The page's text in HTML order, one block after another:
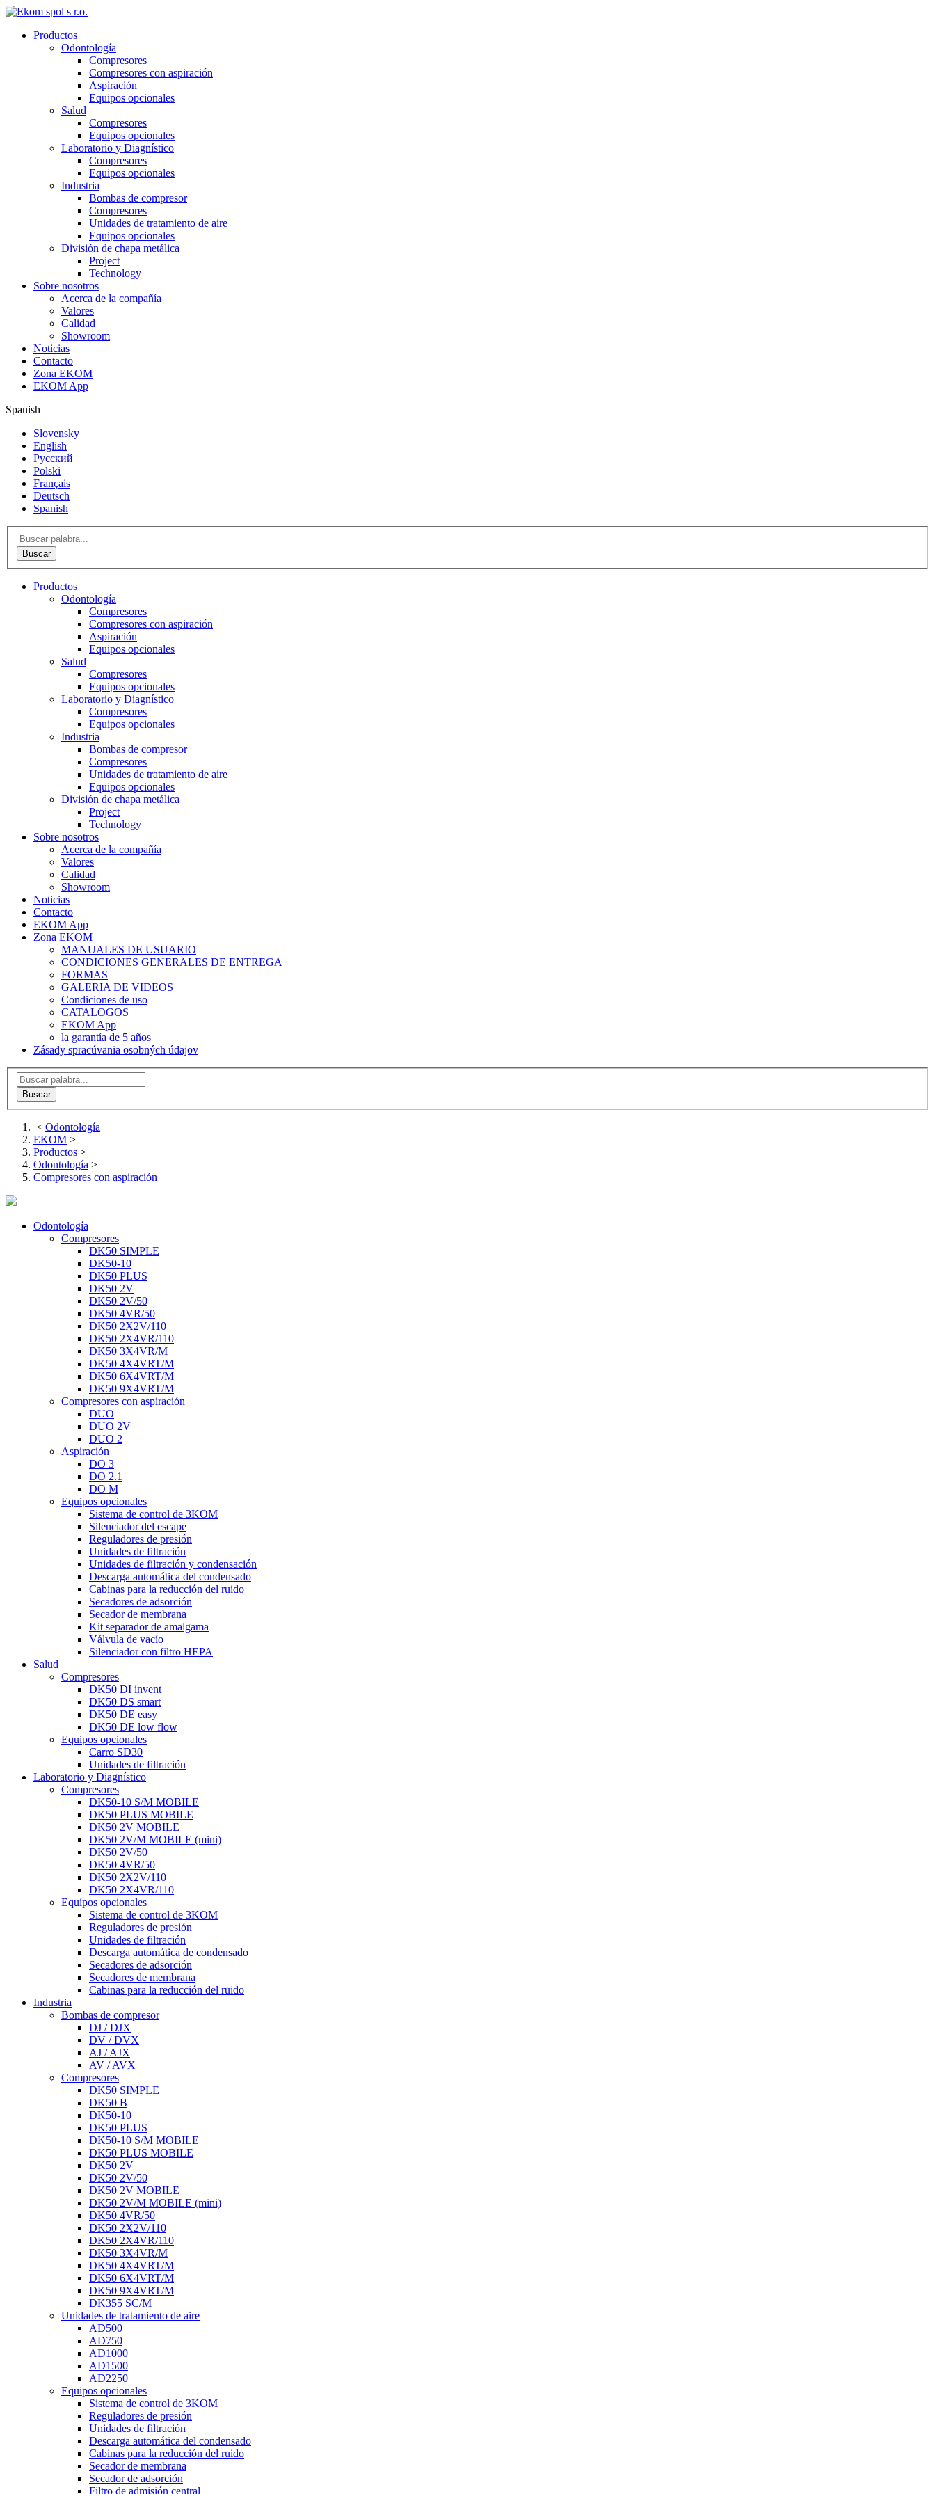
Productos
Odontología
Compresores
Compresores con aspiración
Aspiración
Equipos opcionales
Salud
Compresores
Equipos opcionales
Laboratorio y Diagnístico
Compresores
Equipos opcionales
Industria
Bombas de compresor
Compresores
Unidades de tratamiento de aire
Equipos opcionales
División de chapa metálica
Project
Technology
Sobre nosotros
Acerca de la compañía
Valores
Calidad
Showroom
Noticias
Contacto
Zona EKOM
EKOM App
Spanish
Slovensky
English
Русский
Polski
Français
Deutsch
Spanish
Productos
Odontología
Compresores
Compresores con aspiración
Aspiración
Equipos opcionales
Salud
Compresores
Equipos opcionales
Laboratorio y Diagnístico
Compresores
Equipos opcionales
Industria
Bombas de compresor
Compresores
Unidades de tratamiento de aire
Equipos opcionales
División de chapa metálica
Project
Technology
Sobre nosotros
Acerca de la compañía
Valores
Calidad
Showroom
Noticias
Contacto
EKOM App
Zona EKOM
MANUALES DE USUARIO
CONDICIONES GENERALES DE ENTREGA
FORMAS
GALERIA DE VIDEOS
Condiciones de uso
CATALOGOS
EKOM App
la garantía de 5 años
Zásady spracúvania osobných údajov
< Odontología
EKOM >
Productos >
Odontología >
Compresores con aspiración
Odontología
Compresores
DK50 SIMPLE
DK50-10
DK50 PLUS
DK50 2V
DK50 2V/50
DK50 4VR/50
DK50 2X2V/110
DK50 2X4VR/110
DK50 3X4VR/M
DK50 4X4VRT/M
DK50 6X4VRT/M
DK50 9X4VRT/M
Compresores con aspiración
DUO
DUO 2V
DUO 2
Aspiración
DO 3
DO 2.1
DO M
Equipos opcionales
Sistema de control de 3KOM
Silenciador del escape
Reguladores de presión
Unidades de filtración
Unidades de filtración y condensación
Descarga automática del condensado
Cabinas para la reducción del ruido
Secadores de adsorción
Secador de membrana
Kit separador de amalgama
Válvula de vacío
Silenciador con filtro HEPA
Salud
Compresores
DK50 DI invent
DK50 DS smart
DK50 DE easy
DK50 DE low flow
Equipos opcionales
Carro SD30
Unidades de filtración
Laboratorio y Diagnístico
Compresores
DK50-10 S/M MOBILE
DK50 PLUS MOBILE
DK50 2V MOBILE
DK50 2V/M MOBILE (mini)
DK50 2V/50
DK50 4VR/50
DK50 2X2V/110
DK50 2X4VR/110
Equipos opcionales
Sistema de control de 3KOM
Reguladores de presión
Unidades de filtración
Descarga automática de condensado
Secadores de adsorción
Secadores de membrana
Cabinas para la reducción del ruido
Industria
Bombas de compresor
DJ / DJX
DV / DVX
AJ / AJX
AV / AVX
Compresores
DK50 SIMPLE
DK50 B
DK50-10
DK50 PLUS
DK50-10 S/M MOBILE
DK50 PLUS MOBILE
DK50 2V
DK50 2V/50
DK50 2V MOBILE
DK50 2V/M MOBILE (mini)
DK50 4VR/50
DK50 2X2V/110
DK50 2X4VR/110
DK50 3X4VR/M
DK50 4X4VRT/M
DK50 6X4VRT/M
DK50 9X4VRT/M
DK355 SC/M
Unidades de tratamiento de aire
AD500
AD750
AD1000
AD1500
AD2250
Equipos opcionales
Sistema de control de 3KOM
Reguladores de presión
Unidades de filtración
Descarga automática del condensado
Cabinas para la reducción del ruido
Secador de membrana
Secador de adsorción
Filtro de admisión central